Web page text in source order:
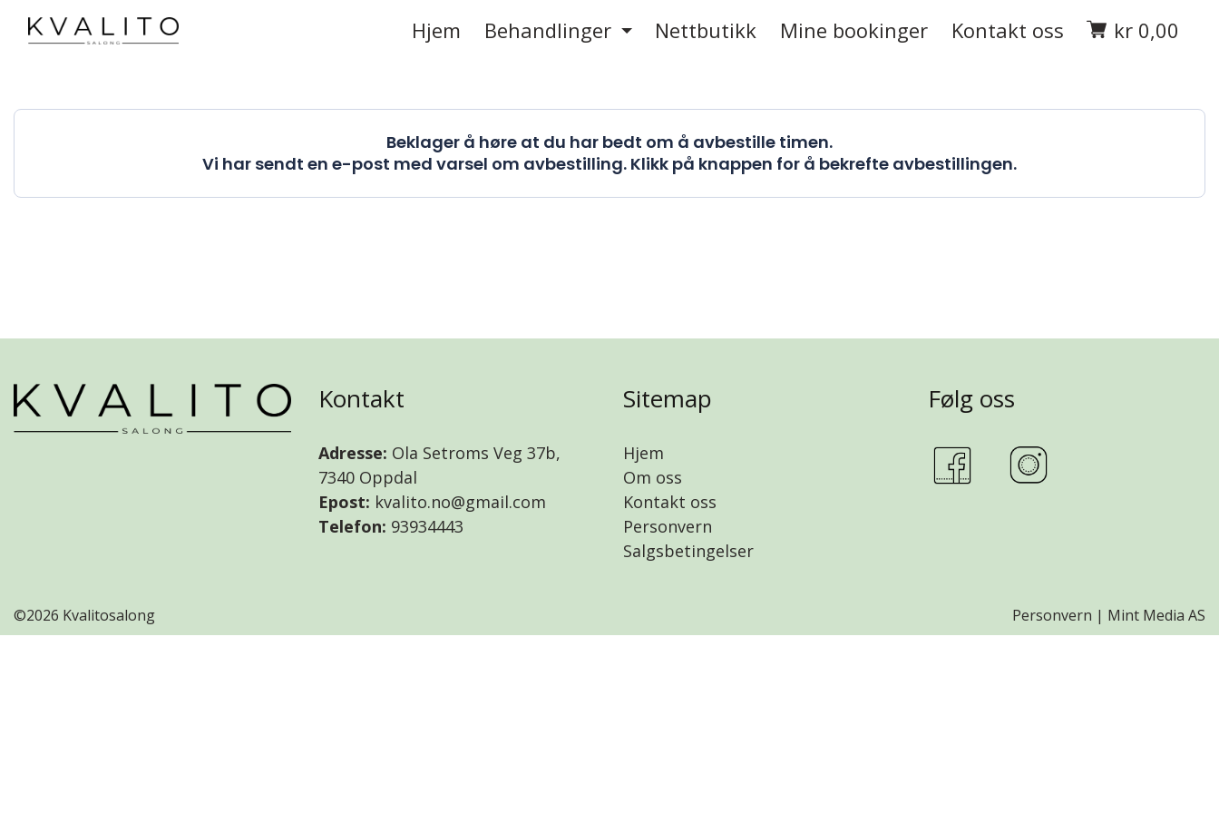
Main Navigation Hjem Behandlinger Nettbutikk Mine bookinger Kontakt oss kr 0,00
Beklager å høre at du har bedt om å avbestille timen.
Vi har sendt en e-post med varsel om avbestilling. Klikk på knappen for å bekrefte avbestillingen.
Kontakt
Adresse: Ola Setroms Veg 37b,
7340 Oppdal
Epost: kvalito.no@gmail.com
Telefon: 93934443
Sitemap
Hjem
Om oss
Kontakt oss
Personvern
Salgsbetingelser
Følg oss
©2026 Kvalitosalong Personvern | Mint Media AS